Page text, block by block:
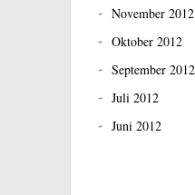
November 2012
Oktober 2012
September 2012
Juli 2012
Juni 2012